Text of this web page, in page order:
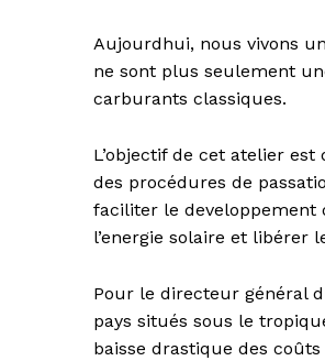
Aujourdhui, nous vivons
ne sont plus seulement
carburants classiques.
L’objectif de cet atelier
des procédures de
faciliter le developpement
l’energie solaire et libérer
Pour le directeur général
pays situés sous le
baisse drastique des